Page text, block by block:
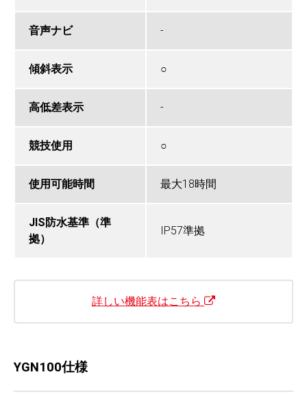
音声ナビ -
傾斜表示 ○
高低差表示 -
競技使用 ○
使用可能時間 最大18時間
JIS防水基準（準
拠）
IP57準拠
詳しい機能表はこちら
YGN100仕様